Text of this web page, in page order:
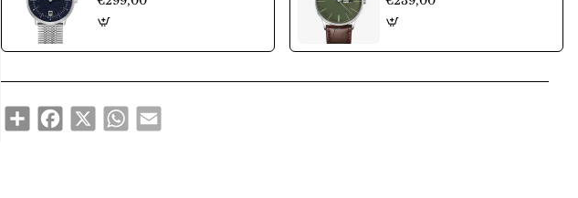
ShareFacebook
X WhatsAppEmail